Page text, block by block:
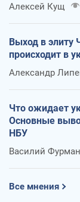
Алексей Кущ
Выход в элиту
происходит в
Александр
Что ожидает
Основные
НБУ
Василий Фурман
Все мнения